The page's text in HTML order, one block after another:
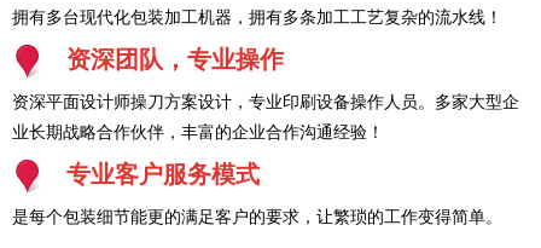
拥有多台现代化包装加工机器，拥有多条加工工艺复杂的流水线！
资深团队，专业操作
资深平面设计师操刀方案设计，专业印刷设备操作人员。多家大型企
业长期战略合作伙伴，丰富的企业合作沟通经验！
专业客户服务模式
是每个包装细节能更的满足客户的要求，让繁琐的工作变得简单。